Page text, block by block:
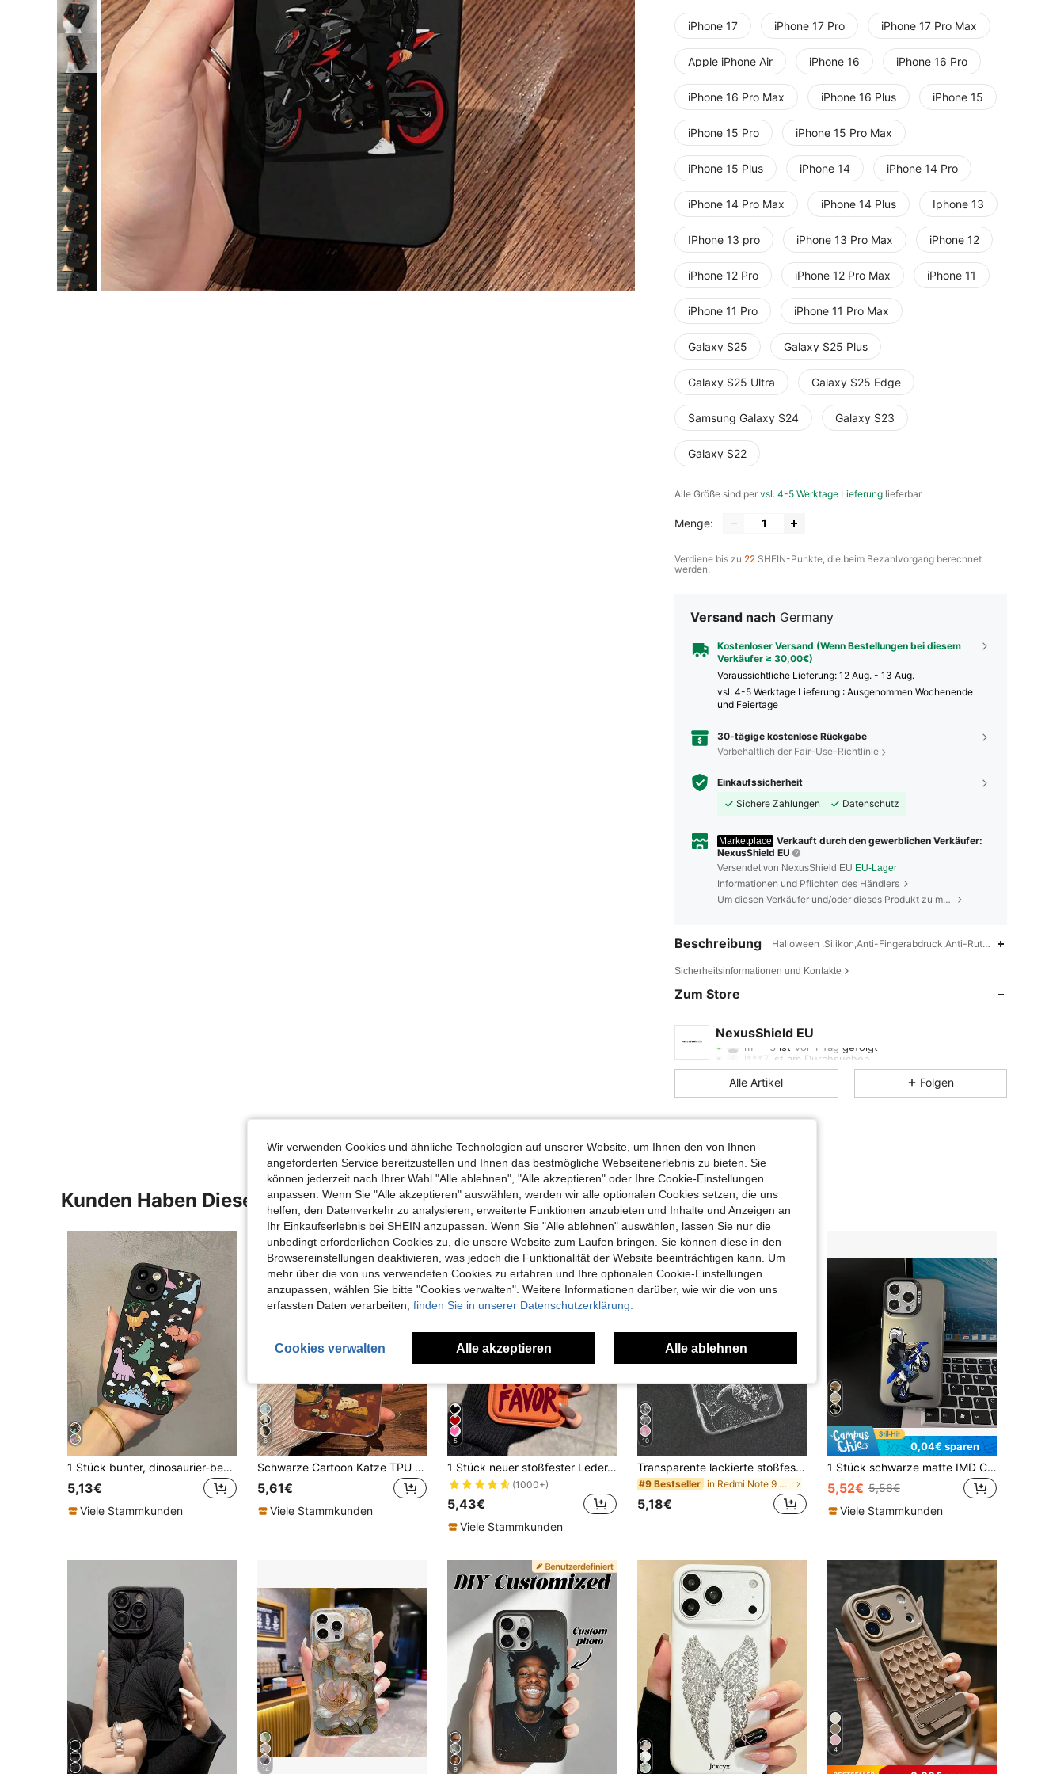
iPhone 17 iPhone 17 Pro iPhone 17 Pro Max
Apple iPhone Air iPhone 16 iPhone 16 Pro
iPhone 16 Pro Max iPhone 16 Plus iPhone 15
iPhone 15 Pro iPhone 15 Pro Max
iPhone 15 Plus iPhone 14 iPhone 14 Pro
iPhone 14 Pro Max iPhone 14 Plus Iphone 13
IPhone 13 pro iPhone 13 Pro Max iPhone 12
iPhone 12 Pro iPhone 12 Pro Max iPhone 11
iPhone 11 Pro iPhone 11 Pro Max
Galaxy S25 Galaxy S25 Plus
Galaxy S25 Ultra Galaxy S25 Edge
Samsung Galaxy S24 Galaxy S23
Galaxy S22
Alle Größe sind per vsl. 4-5 Werktage Lieferung lieferbar
Menge:
Verdiene bis zu 22 SHEIN-Punkte, die beim Bezahlvorgang berechnet
werden.
Versand nach Germany
Kostenloser Versand (Wenn Bestellungen bei diesem
Verkäufer ≥ 30,00€)
Voraussichtliche Lieferung: 12 Aug. - 13 Aug.
vsl. 4-5 Werktage Lieferung : Ausgenommen Wochenende
und Feiertage
30-tägige kostenlose Rückgabe
Vorbehaltlich der Fair-Use-Richtlinie
Einkaufssicherheit
Sichere Zahlungen
Datenschutz
Marketplace Verkauft durch den gewerblichen Verkäufer:
NexusShield EU
Versendet von NexusShield EU EU-Lager
Informationen und Pflichten des Händlers
Um diesen Verkäufer und/oder dieses Produkt zu melden
Beschreibung Halloween ,Silikon,Anti-Fingerabdruck,Anti-
Sicherheitsinformationen und Kontakte
Zum Store
NexusShield EU
4,46
4,46 2.4K
m***3 Vor 1 Tag
l***7
ist am Durchsuchen
4,46 2.4K 65
4,46
4,46
4,46
4,46 65
Alle Artikel Folgen
Kunden Haben Diese Artikel Auch Angeschaut
1 Stück bunter, dinosaurier-bedruckter, stoßfester Schutzhülle für Handy, kompatibel mit iPhone 16/11/16pro/16plus/16promax/16e/15Promax/13/14/12/XS/XR/7G/8P, kompatibel mit Samsung Galaxy S25/S25PLUS/S25 Ultra/A16/A36/A26/A56/A50/A12, internationale Version, nicht die Inlandsversion
5,13€
Viele Stammkunden
6
Schwarze Cartoon Katze TPU Mode stoßfeste transparente minimalistische Handyhülle, Muster kompatibel mit iPhone 17/17 Pro/17 Pro Max/16/16 Pro/16 Pro Max/16 Plus, 15 XR/7/8, 15 Pro Max, 12 Pro Max, 13 Pro Max, 14 Pro Max, 13, 14, 11, 12P, 14P, 11P, weiche Schale kompatibel mit Samsung A13 4G, A22, A21S, A51 4G, A52, S22 Ultra, A33 5G, geeignet für 10, Note 11 4G, 11 Lite, A53, TPU A14/A23/S23 Ultra, S24, A14, A15, S23, A73, Handyhüllen als Geburtstagsgeschenk
5,61€
Viele Stammkunden
5
1 Stück neuer stoßfester Leder-Textur Handy Schutzhülle mit Polsterung und Kraterschutz, kompatibel mit iPhone 15 Pro Max, 14 Plus, 13 Pro Max, 12, 11, 7G, 7P, IX, XR, XS Max, 17 Pro, Air mit Kameraobjektiv-Vorsprung und Fallschutz, Geburtstagsgeschenk, Jahrestags-Geschenk
(1000+)
5,43€
Viele Stammkunden
10
Transparente lackierte stoßfeste Handyhülle, kompatibel mit iPhone 14, 14 Pro, 14 Pro Max, 13, 13 Pro, 13 Pro Max, 11, 11 Pro Max, 12, 12 Pro, 12 Pro Max, XR, 7, 8, GES2, XS, 15, 15 Pro, 15 Pro Max, 16, 16 Pro, 16 Pro Max / S21, S22, S23, S24, S25, S24 Plus, S25 Plus, A56, A36, A26, A13 4G, A22, A21S, A51 4G, A52, S22 Ultra, A33 5G, A12, A32, A53 5G, A71 4G, A70, A24 4G, A35 / 13, 13 Pro, 14, 15, 15 Pro, 10, Note 11 4G, 11 Lite
#9 Bestseller in Redmi Note 9 Pro Handyhüllen
5,18€
0,04€ sparen
1 Stück schwarze matte IMD Cartoon Motorrad Muster Handyhülle, kompatibel mit iPhone 16 Pro Max, 17/16/15/14 Plus, 13/12/11, Air, Serie
5,52€ 5,56€
Viele Stammkunden
14 9
4
Wir verwenden Cookies und ähnliche Technologien auf unserer Website, um Ihnen den von Ihnen
angeforderten Service bereitzustellen und Ihnen das bestmögliche Webseitenerlebnis zu bieten. Sie
können jederzeit nach Ihrer Wahl "Alle ablehnen", "Alle akzeptieren" oder Ihre Cookie-Einstellungen
anpassen. Wenn Sie "Alle akzeptieren" auswählen, werden wir alle optionalen Cookies setzen, die uns
helfen, den Datenverkehr zu analysieren, erweiterte Funktionen anzubieten und Inhalte und Anzeigen an
Ihr Einkaufserlebnis bei SHEIN anzupassen. Wenn Sie "Alle ablehnen" auswählen, lassen Sie nur die
unbedingt erforderlichen Cookies zu, die unsere Website zum Laufen bringen. Sie können diese in den
Browsereinstellungen deaktivieren, was jedoch die Funktionalität der Website beeinträchtigen kann. Um
mehr über die von uns verwendeten Cookies zu erfahren und Ihre optionalen Cookie-Einstellungen
anzupassen, wählen Sie bitte "Cookies verwalten". Weitere Informationen darüber, wie wir die von uns
erfassten Daten verarbeiten, finden Sie in unserer Datenschutzerklärung.
Cookies verwalten Alle akzeptieren Alle ablehnen